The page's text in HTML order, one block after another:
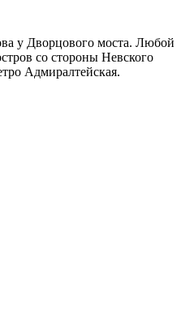
у Дворцового моста. Любой
со стороны Невского
Адмиралтейская.